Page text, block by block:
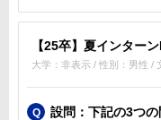
【25卒】夏インター
大学：非表示 / 性別：男性 /
設問：下記の3つ